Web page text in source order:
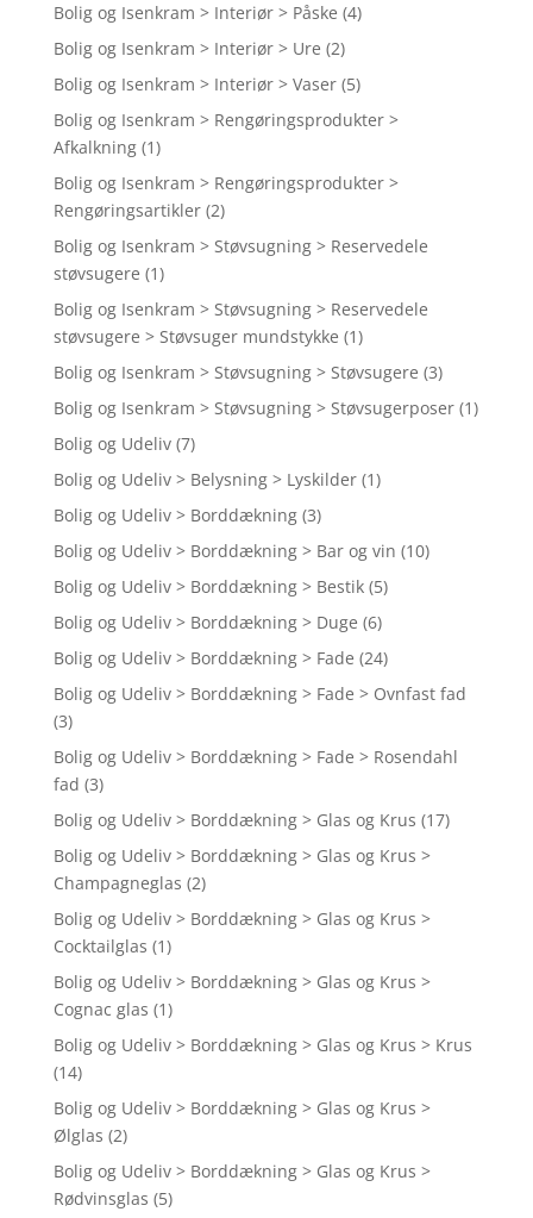
Bolig og Isenkram > Interiør > Påske (4)
Bolig og Isenkram > Interiør > Ure (2)
Bolig og Isenkram > Interiør > Vaser (5)
Bolig og Isenkram > Rengøringsprodukter >
Afkalkning (1)
Bolig og Isenkram > Rengøringsprodukter >
Rengøringsartikler (2)
Bolig og Isenkram > Støvsugning > Reservedele
støvsugere (1)
Bolig og Isenkram > Støvsugning > Reservedele
støvsugere > Støvsuger mundstykke (1)
Bolig og Isenkram > Støvsugning > Støvsugere (3)
Bolig og Isenkram > Støvsugning > Støvsugerposer (1)
Bolig og Udeliv (7)
Bolig og Udeliv > Belysning > Lyskilder (1)
Bolig og Udeliv > Borddækning (3)
Bolig og Udeliv > Borddækning > Bar og vin (10)
Bolig og Udeliv > Borddækning > Bestik (5)
Bolig og Udeliv > Borddækning > Duge (6)
Bolig og Udeliv > Borddækning > Fade (24)
Bolig og Udeliv > Borddækning > Fade > Ovnfast fad
(3)
Bolig og Udeliv > Borddækning > Fade > Rosendahl
fad (3)
Bolig og Udeliv > Borddækning > Glas og Krus (17)
Bolig og Udeliv > Borddækning > Glas og Krus >
Champagneglas (2)
Bolig og Udeliv > Borddækning > Glas og Krus >
Cocktailglas (1)
Bolig og Udeliv > Borddækning > Glas og Krus >
Cognac glas (1)
Bolig og Udeliv > Borddækning > Glas og Krus > Krus
(14)
Bolig og Udeliv > Borddækning > Glas og Krus >
Ølglas (2)
Bolig og Udeliv > Borddækning > Glas og Krus >
Rødvinsglas (5)